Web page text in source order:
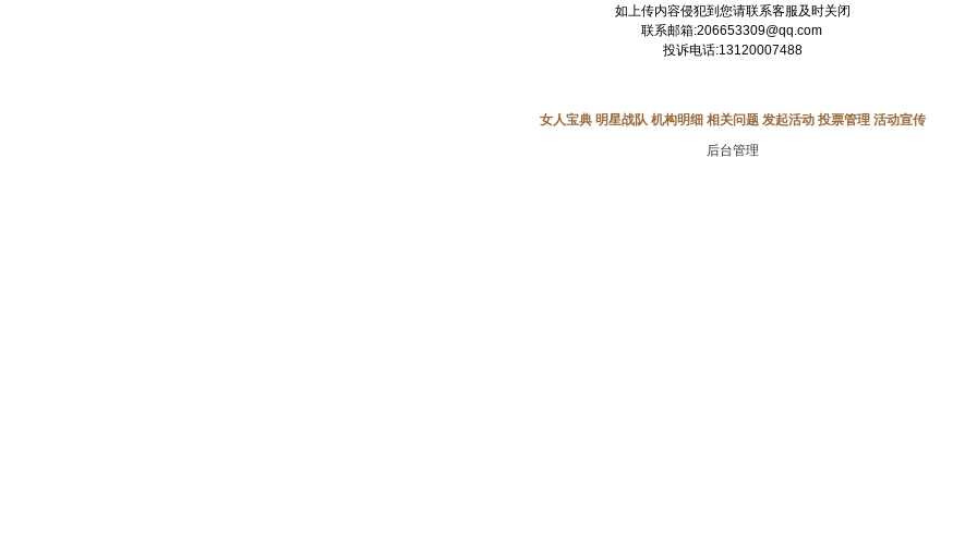
如上传内容侵犯到您请联系客服及时关闭
联系邮箱:206653309@qq.com
投诉电话:13120007488
女人宝典 明星战队 机构明细 相关问题 发起活动 投票管理 活动宣传
后台管理